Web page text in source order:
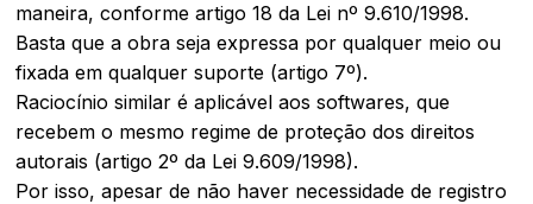
maneira, conforme artigo 18 da Lei nº 9.610/1998.
Basta que a obra seja expressa por qualquer meio ou
fixada em qualquer suporte (artigo 7º).
Raciocínio similar é aplicável aos softwares, que
recebem o mesmo regime de proteção dos direitos
autorais (artigo 2º da Lei 9.609/1998).
Por isso, apesar de não haver necessidade de registro